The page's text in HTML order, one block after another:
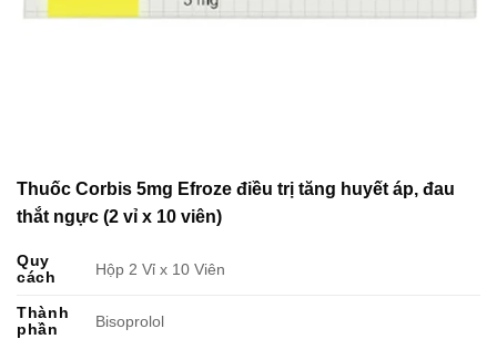
Thuốc Corbis 5mg Efroze điều trị tăng huyết áp, đau
thắt ngực (2 vỉ x 10 viên)
Quy
cách
Hộp 2 Vỉ x 10 Viên
Thành
phần
Bisoprolol